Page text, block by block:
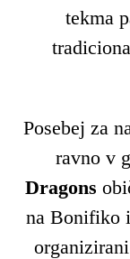
tekma
Posebej za
ravno v
Dragons
na Bonifiko